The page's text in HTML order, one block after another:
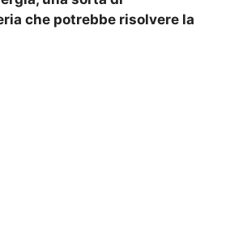
che potrebbe risolvere la